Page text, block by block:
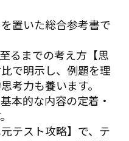
置いた総合参考書で
るまでの考え方【思
で明示し、例題を理
考力も養います。
本的な内容の定着・
テスト攻略】で、テ